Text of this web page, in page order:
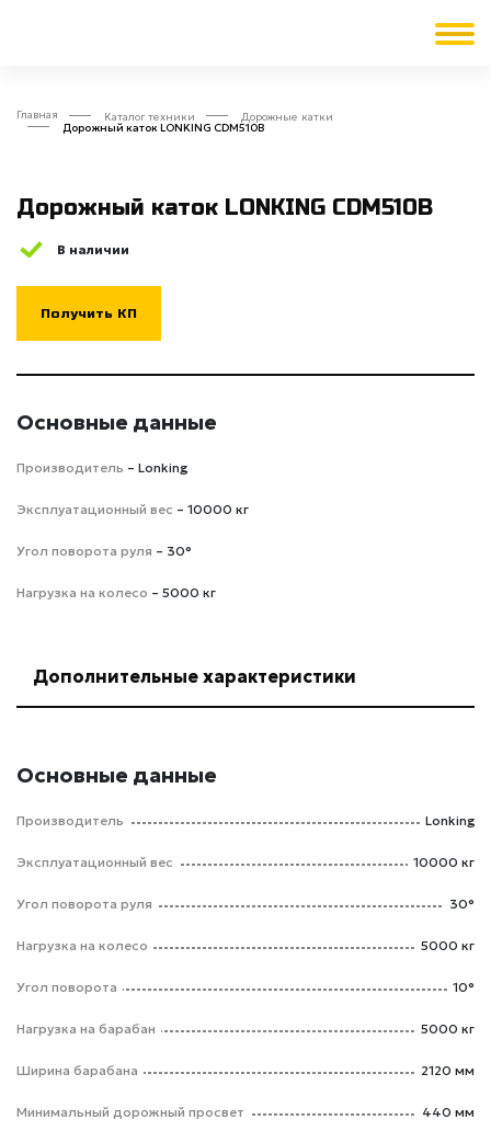
Главная Каталог техники Дорожные катки
Дорожный каток LONKING CDM510B
Дорожный каток LONKING CDM510B
В наличии
Получить КП
Основные данные
Производитель – Lonking
Эксплуатационный вес – 10000 кг
Угол поворота руля – 30°
Нагрузка на колесо – 5000 кг
Дополнительные характеристики
Основные данные
Производитель Lonking
Эксплуатационный вес 10000 кг
Угол поворота руля 30°
Нагрузка на колесо 5000 кг
Угол поворота 10°
Нагрузка на барабан 5000 кг
Ширина барабана 2120 мм
Минимальный дорожный просвет 440 мм